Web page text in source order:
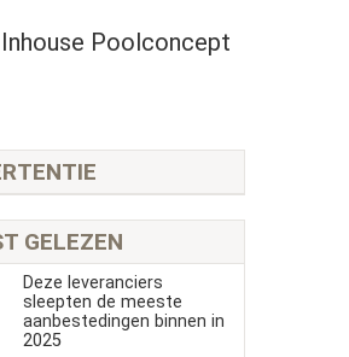
Poolconcept
GELEZEN
Deze leveranciers
sleepten de meeste
aanbestedingen binnen in
2025